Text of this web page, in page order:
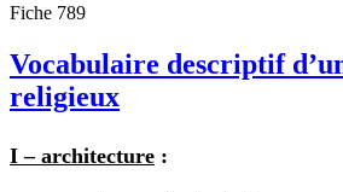
Fiche 789
Vocabulaire descriptif
religieux
I – architecture :